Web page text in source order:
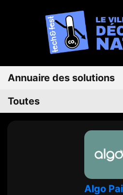
Annuaire des solutions
Toutes
Algo